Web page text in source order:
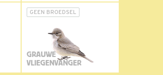
GEEN BROEDSEL
GRAUWE
VLIEGENVANGER